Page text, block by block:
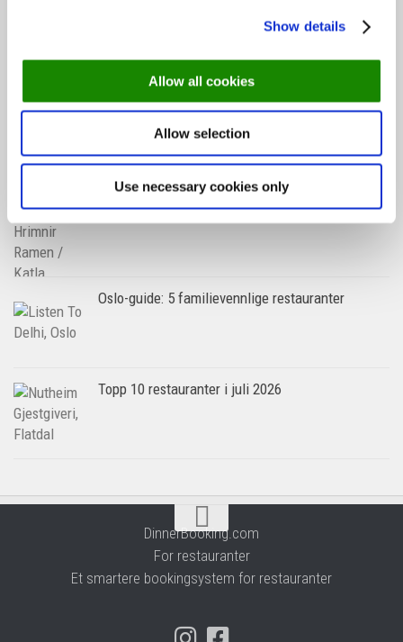
Show details
Allow all cookies
Allow selection
Use necessary cookies only
Helsinki-guiden: Her spiser du i verdens
De mest populære spisestedene så langt i 2026
Oslo-guide: Forfriskende sommermenyer
Oslo-guide: 5 familievennlige restauranter
Topp 10 restauranter i juli 2026
DinnerBooking.com
For restauranter
Et smartere bookingsystem for restauranter